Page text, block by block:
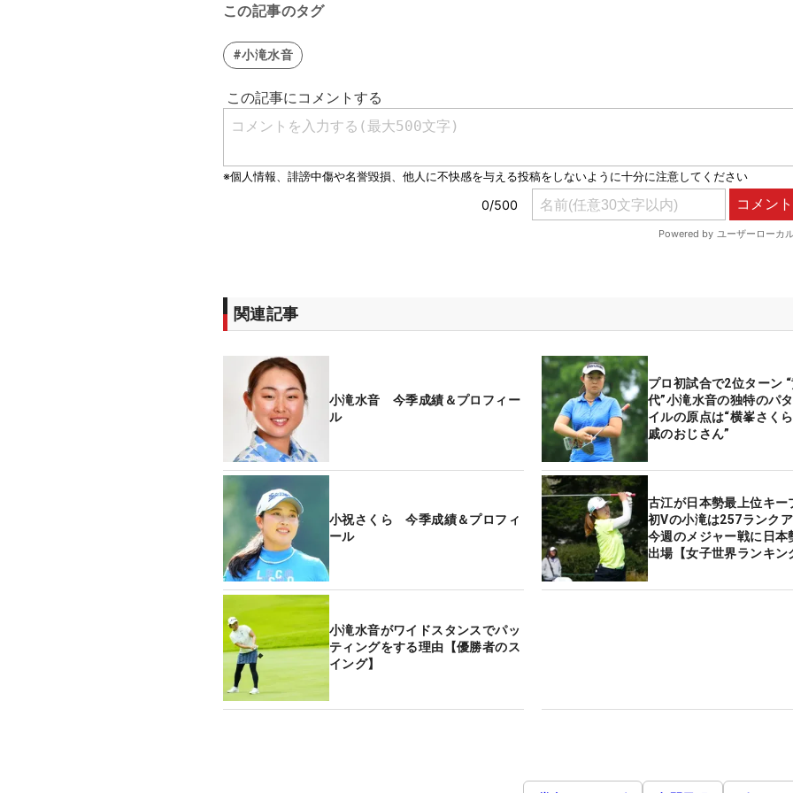
この記事のタグ
#小滝水音
関連記事
小滝水音 今季成績＆プロフィー
ル
プロ初試合で2位ターン
代”小滝水音の独特のパ
イルの原点は“横峯さく
戚のおじさん”
小祝さくら 今季成績＆プロフィ
ール
古江が日本勢最上位キー
初Vの小滝は257ラン
今週のメジャー戦に日本
出場【女子世界ランキン
小滝水音がワイドスタンスでパッ
ティングをする理由【優勝者のス
イング】